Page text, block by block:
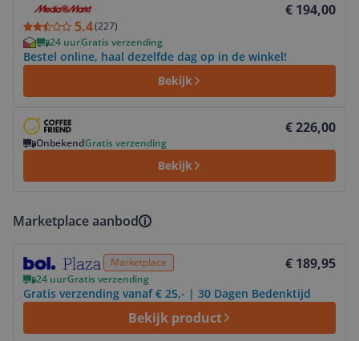
5.4(227)
€ 194,00
24 uurGratis verzending
Bestel online, haal dezelfde dag op in de winkel!
Bekijk
€ 226,00
OnbekendGratis verzending
Bekijk
Bekijk product
Marketplace aanbod
Marketplace € 189,95
24 uurGratis verzending
Gratis verzending vanaf € 25,- | 30 Dagen Bedenktijd
Bekijk product